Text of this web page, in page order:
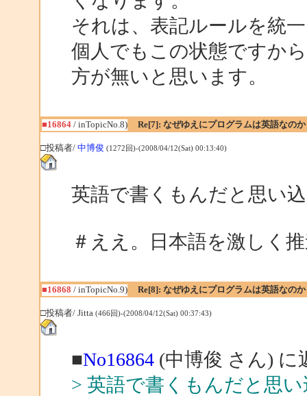
それは、表記ルールを統
個人でもこの状態ですか
方が無いと思います。
■16864/ inTopicNo.8) Re[7]: なぜゆえにプログラムは英語なのか
□投稿者/ 中博俊 (1272回)-(2008/04/12(Sat) 00:13:40)
英語で書くもんだと思い
＃ええ。日本語を激しく
■16868 / inTopicNo.9) Re[8]: なぜゆえにプログラムは英語なのか
□投稿者/ Jitta (466回)-(2008/04/12(Sat) 00:37:43)
■No16864(中博俊 さん) に
> 英語で書くもんだと思